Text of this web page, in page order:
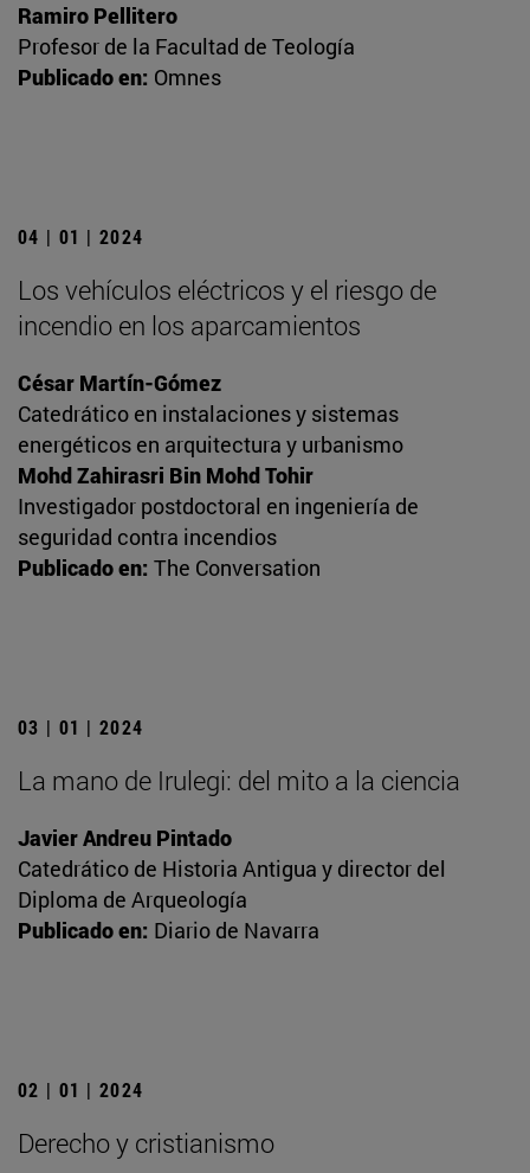
Ramiro Pellitero
Profesor de la Facultad de Teología
Publicado en: Omnes
04 | 01 | 2024
Los vehículos eléctricos y el riesgo de
incendio en los aparcamientos
César Martín-Gómez
Catedrático en instalaciones y sistemas
energéticos en arquitectura y urbanismo
Mohd Zahirasri Bin Mohd Tohir
Investigador postdoctoral en ingeniería de
seguridad contra incendios
Publicado en: The Conversation
03 | 01 | 2024
La mano de Irulegi: del mito a la ciencia
Javier Andreu Pintado
Catedrático de Historia Antigua y director del
Diploma de Arqueología
Publicado en: Diario de Navarra
02 | 01 | 2024
Derecho y cristianismo